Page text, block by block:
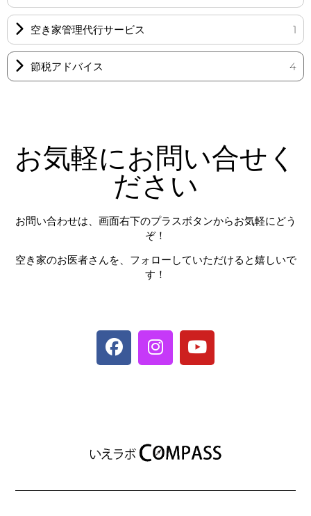
空き家管理代行サービス 1
節税アドバイス 4
お気軽にお問い合せく
ださい
お問い合わせは、画面右下のプラスボタンからお気軽にどう
ぞ！
空き家のお医者さんを、フォローしていただけると嬉しいで
す！